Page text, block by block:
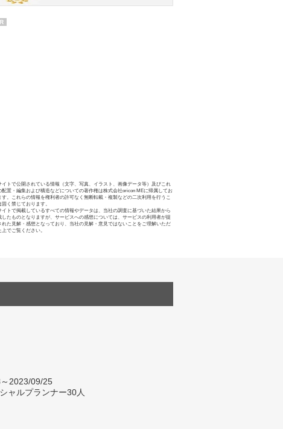
イトで公開されている情報（文字、写真、イラスト、画像データ等）及びこれ
配置・編集および構造などについての著作権は株式会社oricon MEに帰属してお
す。これらの情報を権利者の許可なく無断転載・複製などの二次利用を行うこ
固く禁じております。
イトで掲載しているすべての情報やデータは、当社の調査に基づいた結果から
したものとなりますが、サービスへの感想については、サービスの利用者が提
れた見解・感想となっており、当社の見解・意見ではないことをご理解いただ
上でご覧ください。
2023/09/25
ャルプランナー30人